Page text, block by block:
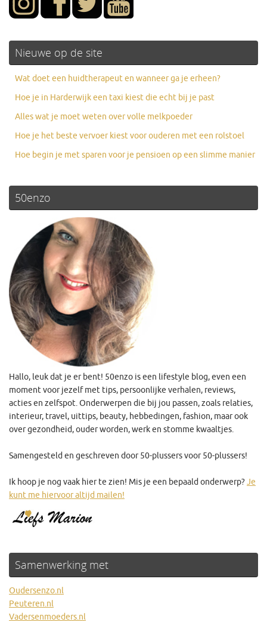
Nieuwe op de site
Wat doet een huidtherapeut en wanneer ga je erheen?
Hoe je in Harderwijk een taxi kiest die echt bij je past
Alles wat je moet weten over volle melkpoeder
Hoe je het beste vervoer kiest voor ouderen met een rolstoel
Hoe begin je met sparen voor je pensioen op een slimme manier
50enzo
Hallo, leuk dat je er bent! 50enzo is een lifestyle blog, even een
moment voor jezelf met tips, persoonlijke verhalen, reviews,
acties en zelfspot. Onderwerpen die bij jou passen, zoals relaties,
interieur, travel, uittips, beauty, hebbedingen, fashion, maar ook
over gezondheid, ouder worden, werk en stomme kwaaltjes.
Samengesteld en geschreven door 50-plussers voor 50-plussers!
Ik hoop je nog vaak hier te zien! Mis je een bepaald onderwerp?Je
kunt me hiervoor altijd mailen!
Samenwerking met
Oudersenzo.nl
Peuteren.nl
Vadersenmoeders.nl